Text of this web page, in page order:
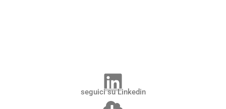
seguici su Linkedin